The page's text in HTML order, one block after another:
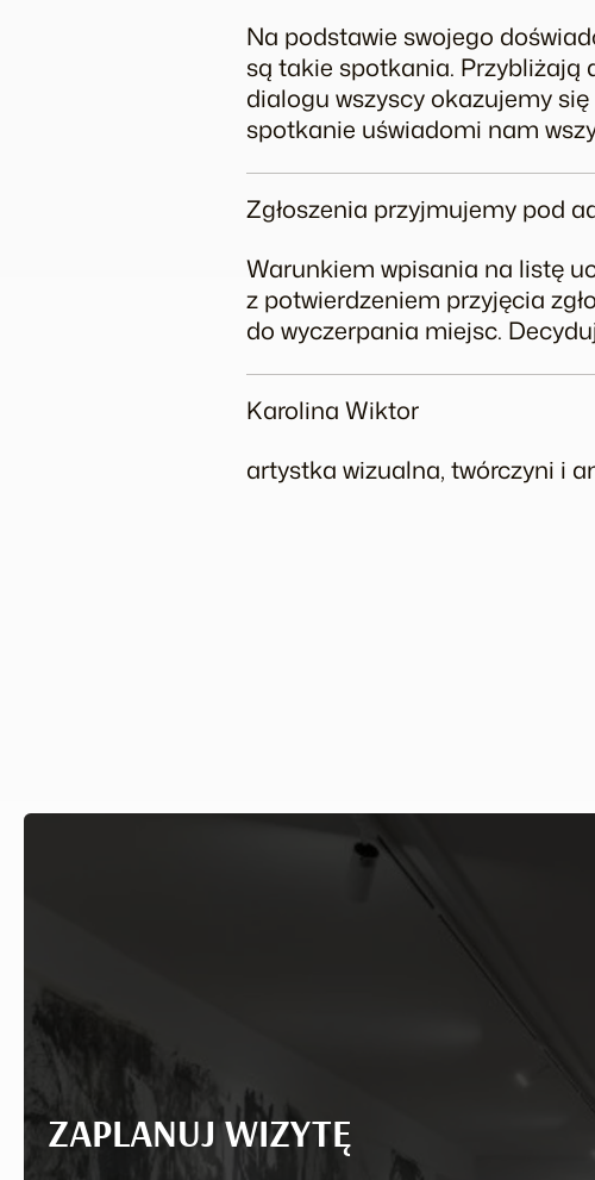
Na podstawie swojego
są takie spotkania. Przybliżają
dialogu wszyscy okazujemy
spotkanie uświadomi nam
Zgłoszenia przyjmujemy pod
Warunkiem wpisania na listę
z potwierdzeniem przyjęcia
do wyczerpania miejsc.
Karolina Wiktor
artystka wizualna, twórczyni i
ZAPLANUJ WIZYTĘ